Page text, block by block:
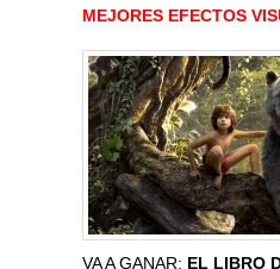
MEJORES EFECTOS
VA A GANAR: EL LIBRO